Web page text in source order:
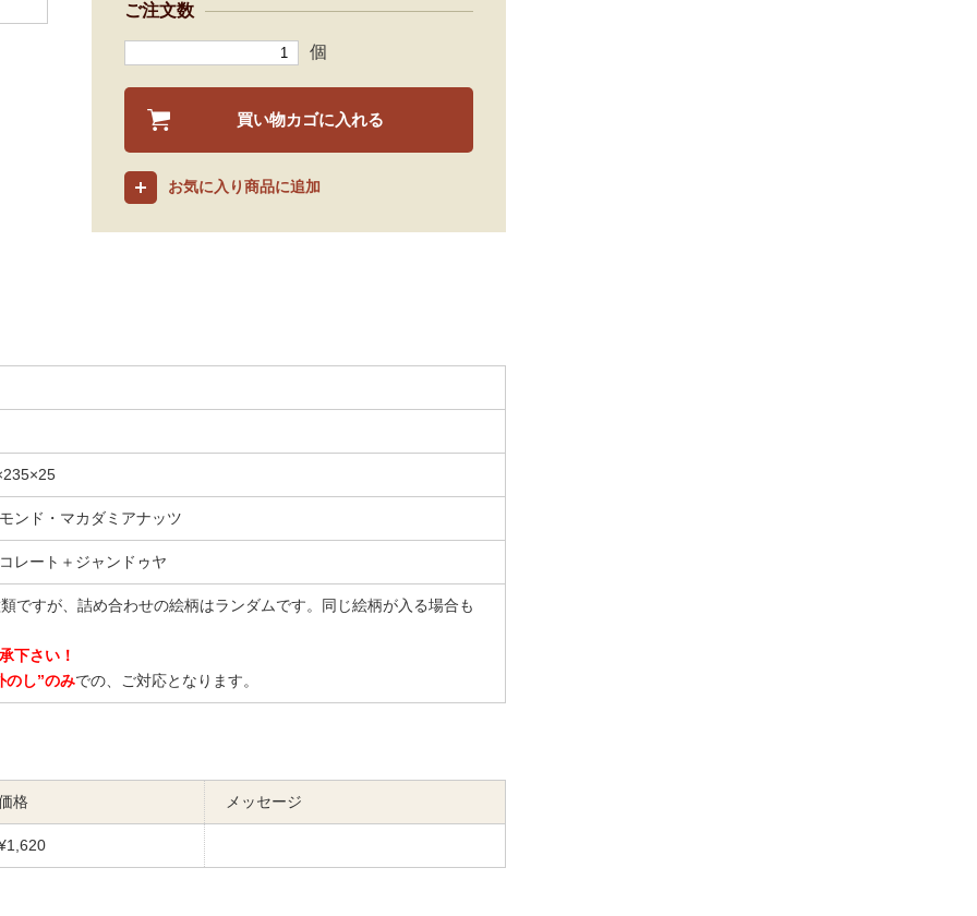
ご注文数
個
買い物カゴに入れる
お気に入り商品に追加
ンド・マカダミアナッツ
レート＋ジャンドゥヤ
ですが、詰め合わせの絵柄はランダムです。同じ絵柄が入る場合も
下さい！
のし”のみでの、ご対応となります。
格 メッセージ